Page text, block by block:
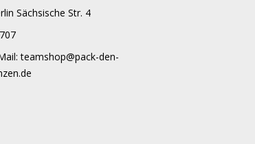
Sächsische Str. 4
teamshop@pack-den-